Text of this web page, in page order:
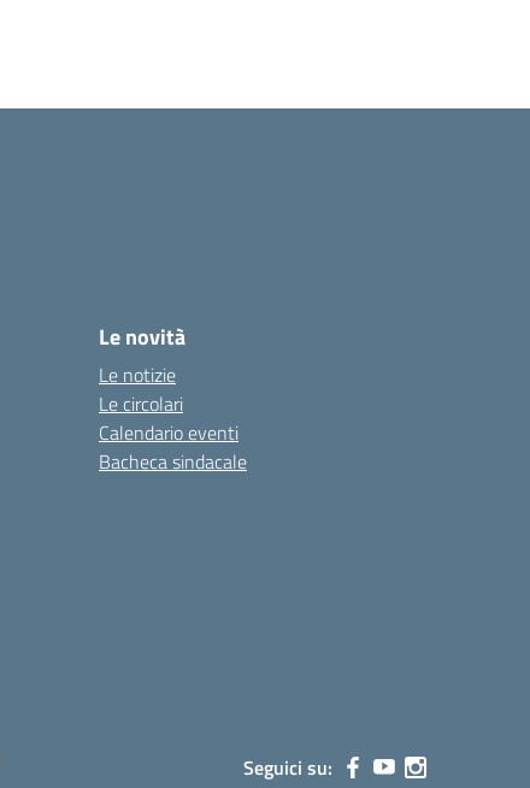
Le novità
Le notizie
Le circolari
Calendario eventi
Bacheca sindacale
Seguici su: